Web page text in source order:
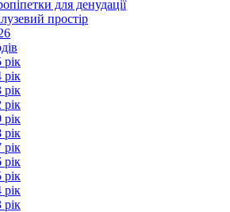
для денудації
простір
рік
рік
рік
рік
рік
рік
рік
рік
рік
рік
рік